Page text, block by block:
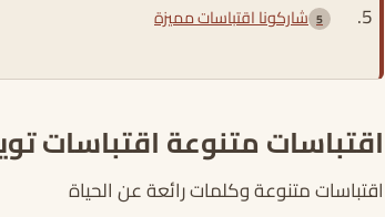
شاركونا اقتباسات مميزة
اقتباسات متنوعة اقتباسات
اقتباسات متنوعة وكلمات رائعة عن الحياة